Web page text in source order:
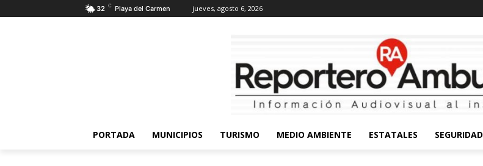
32 C Playa del Carmen jueves, agosto 6, 2026
PORTADA MUNICIPIOS TURISMO MEDIO AMBIENTE ESTATALES SEGURIDAD